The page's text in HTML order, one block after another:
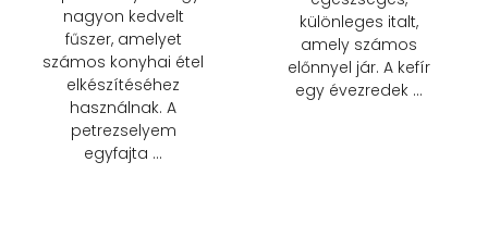
nagyon kedvelt
fűszer, amelyet
számos konyhai étel
elkészítéséhez
használnak. A
petrezselyem
egyfajta …
különleges italt,
amely számos
előnnyel jár. A kefír
egy évezredek …